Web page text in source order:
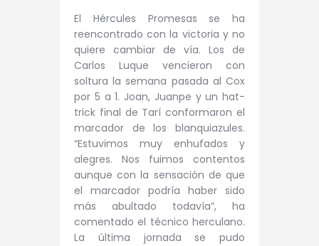
El Hércules Promesas se ha
reencontrado con la victoria y no
quiere cambiar de vía. Los de
Carlos Luque vencieron con
soltura la semana pasada al Cox
por 5 a 1. Joan, Juanpe y un hat-
trick final de Tarí conformaron el
marcador de los blanquiazules.
“Estuvimos muy enhufados y
alegres. Nos fuimos contentos
aunque con la sensación de que
el marcador podría haber sido
más abultado todavía”, ha
comentado el técnico herculano.
La última jornada se pudo